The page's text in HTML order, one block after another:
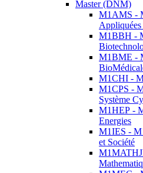
Master (DNM)
M1AMS -
Appliquées
M1BBH -
M1BME -
M1CHI -
M1CPS -
Système
M1HEP -
Energies
M1IES -
et Société